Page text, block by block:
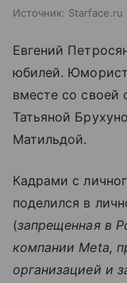
Источник: Starface.ru
Евгений
юбилей. Юморист
вместе со своей
Татьяной
Матильдой.
Кадрами с
поделился в
(запрещенная в
компании Meta,
организацией и